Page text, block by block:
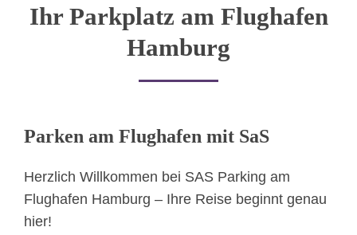
Ihr Parkplatz am Flughafen
Hamburg
Parken am Flughafen mit SaS ​
Herzlich Willkommen bei SAS Parking am
Flughafen Hamburg – Ihre Reise beginnt genau
hier!